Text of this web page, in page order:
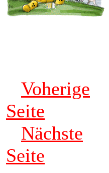
Voherige
Seite
Nächste
Seite